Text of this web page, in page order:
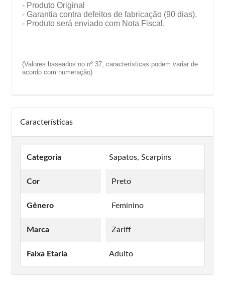
- Produto Original
- Garantia contra defeitos de fabricação (90 dias).
- Produto será enviado com Nota Fiscal.
(Valores baseados no nº 37, características podem variar de
acordo com numeração)
Características
Categoria Sapatos, Scarpins
Cor Preto
Gênero Feminino
Marca Zariff
Faixa Etaria Adulto